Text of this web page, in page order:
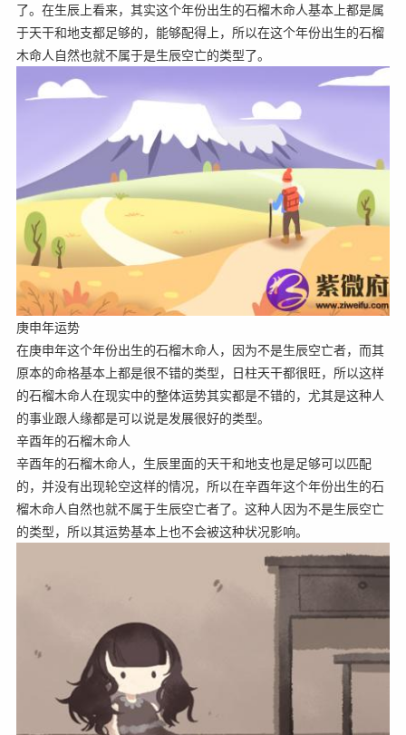
了。在生辰上看来，其实这个年份出生的石榴木命人基本上都是属
于天干和地支都足够的，能够配得上，所以在这个年份出生的石榴
木命人自然也就不属于是生辰空亡的类型了。
庚申年运势
在庚申年这个年份出生的石榴木命人，因为不是生辰空亡者，而其
原本的命格基本上都是很不错的类型，日柱天干都很旺，所以这样
的石榴木命人在现实中的整体运势其实都是不错的，尤其是这种人
的事业跟人缘都是可以说是发展很好的类型。
辛酉年的石榴木命人
辛酉年的石榴木命人，生辰里面的天干和地支也是足够可以匹配
的，并没有出现轮空这样的情况，所以在辛酉年这个年份出生的石
榴木命人自然也就不属于生辰空亡者了。这种人因为不是生辰空亡
的类型，所以其运势基本上也不会被这种状况影响。